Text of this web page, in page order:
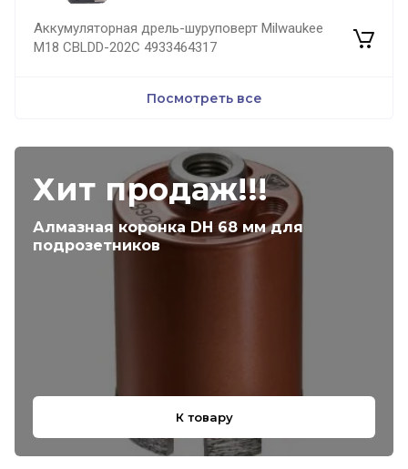
Аккумуляторная дрель-шуруповерт Milwaukee
M18 CBLDD-202C 4933464317
Посмотреть все
Хит продаж!!!
Алмазная коронка DH 68 мм для
подрозетников
К товару